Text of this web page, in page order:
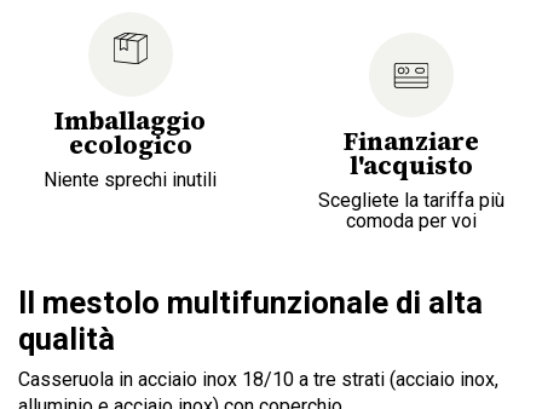
Imballaggio
ecologico
Niente sprechi inutili
Finanziare
l'acquisto
Scegliete la tariffa più
comoda per voi
Il mestolo multifunzionale di alta
qualità
Casseruola in acciaio inox 18/10 a tre strati (acciaio inox,